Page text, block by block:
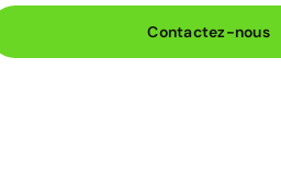
Contactez-nous